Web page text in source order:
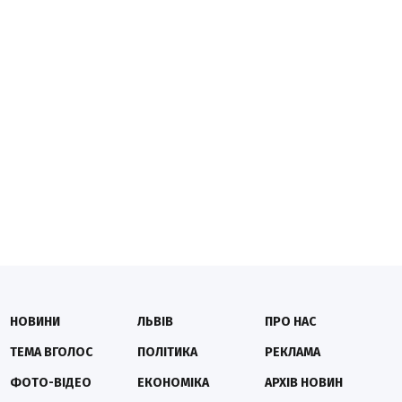
НОВИНИ
ТЕМА ВГОЛОС
ФОТО-ВІДЕО
ЛЬВІВ
ПОЛІТИКА
ЕКОНОМІКА
ПРО НАС
РЕКЛАМА
АРХІВ НОВИН